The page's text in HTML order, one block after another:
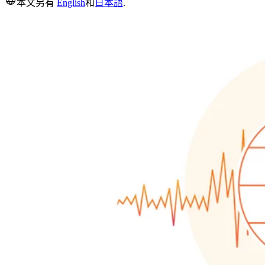
本文另有 English和 日本語.